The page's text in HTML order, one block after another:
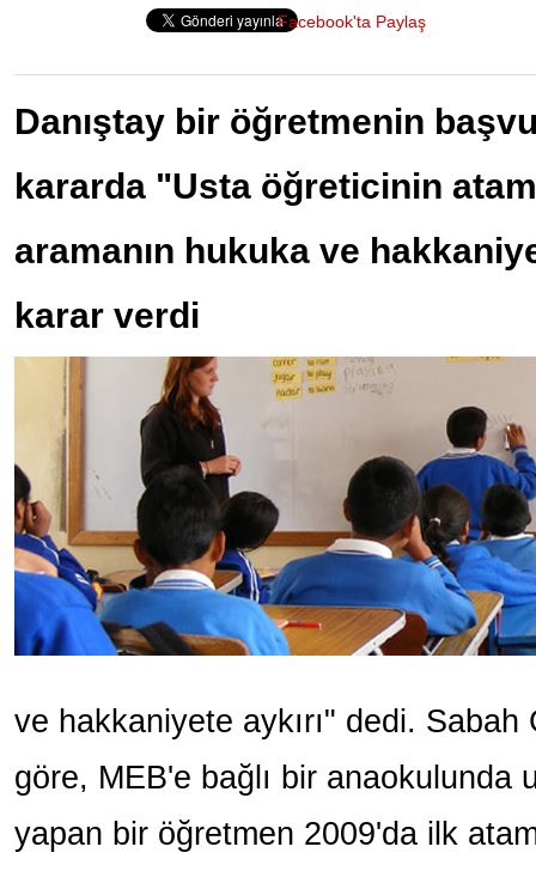
Facebook'ta Paylaş
Danıştay bir öğretmenin
kararda "Usta öğreticinin
aramanın hukuka ve
karar verdi
ve hakkaniyete aykırı" dedi.
göre, MEB'e bağlı bir anaokulunda
yapan bir öğretmen 2009'da ilk